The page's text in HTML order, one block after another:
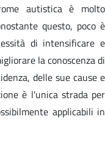
autistica è molto
questo, poco è
di intensificare e
la conoscenza di
delle sue cause e
è l'unica strada per
applicabili in